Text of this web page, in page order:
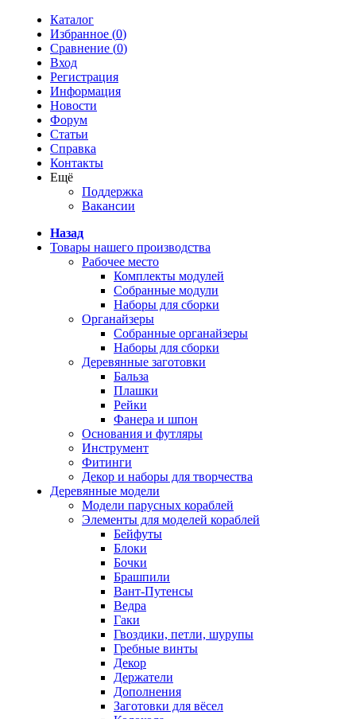
Каталог
Избранное (0)
Сравнение (0)
Вход
Регистрация
Информация
Новости
Форум
Статьи
Справка
Контакты
Ещё
Поддержка
Вакансии
Назад
Товары нашего производства
Рабочее место
Комплекты модулей
Собранные модули
Наборы для сборки
Органайзеры
Собранные органайзеры
Наборы для сборки
Деревянные заготовки
Бальза
Плашки
Рейки
Фанера и шпон
Основания и футляры
Инструмент
Фитинги
Декор и наборы для творчества
Деревянные модели
Модели парусных кораблей
Элементы для моделей кораблей
Бейфуты
Блоки
Бочки
Брашпили
Вант-Путенсы
Ведра
Гаки
Гвоздики, петли, шурупы
Гребные винты
Декор
Держатели
Дополнения
Заготовки для вёсел